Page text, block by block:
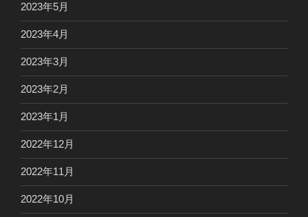
2023年5月
2023年4月
2023年3月
2023年2月
2023年1月
2022年12月
2022年11月
2022年10月